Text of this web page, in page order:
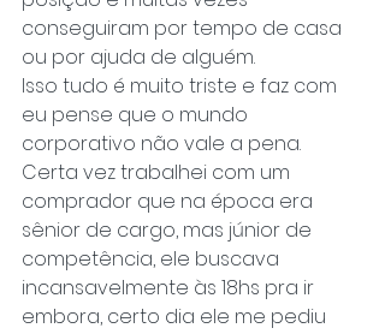
conseguiram por tempo de casa
ou por ajuda de alguém.
Isso tudo é muito triste e faz com
eu pense que o mundo
corporativo não vale a pena.
Certa vez trabalhei com um
comprador que na época era
sênior de cargo, mas júnior de
competência, ele buscava
incansavelmente às 18hs pra ir
embora, certo dia ele me pediu